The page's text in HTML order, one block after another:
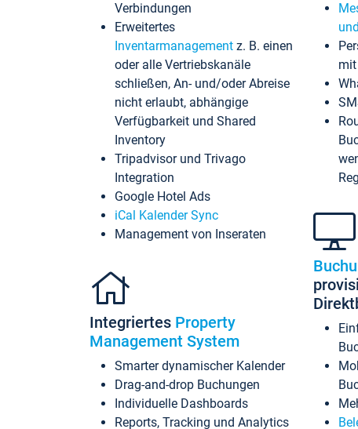
Verbindungen
Erweitertes
Inventarmanagement z. B. einen
oder alle Vertriebskanäle
schließen, An- und/oder Abreise
nicht erlaubt, abhängige
Verfügbarkeit und Shared
Inventory
Tripadvisor und Trivago
Integration
Google Hotel Ads
iCal Kalender Sync
Management von Inseraten
Integriertes Property
Management System
Smarter dynamischer Kalender
Drag-and-drop Buchungen
Individuelle Dashboards
Reports, Tracking und Analytics
mit